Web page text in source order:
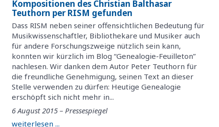
Kompositionen des Christian Balthasar
Teuthorn per RISM gefunden
Dass RISM neben seiner offensichtlichen Bedeutung für
Musikwissenschaftler, Bibliothekare und Musiker auch
für andere Forschungszweige nützlich sein kann,
konnten wir kürzlich im Blog “Genealogie-Feuilleton”
nachlesen. Wir danken dem Autor Peter Teuthorn für
die freundliche Genehmigung, seinen Text an dieser
Stelle verwenden zu dürfen: Heutige Genealogie
erschöpft sich nicht mehr in...
6 August 2015 – Pressespiegel
weiterlesen ...